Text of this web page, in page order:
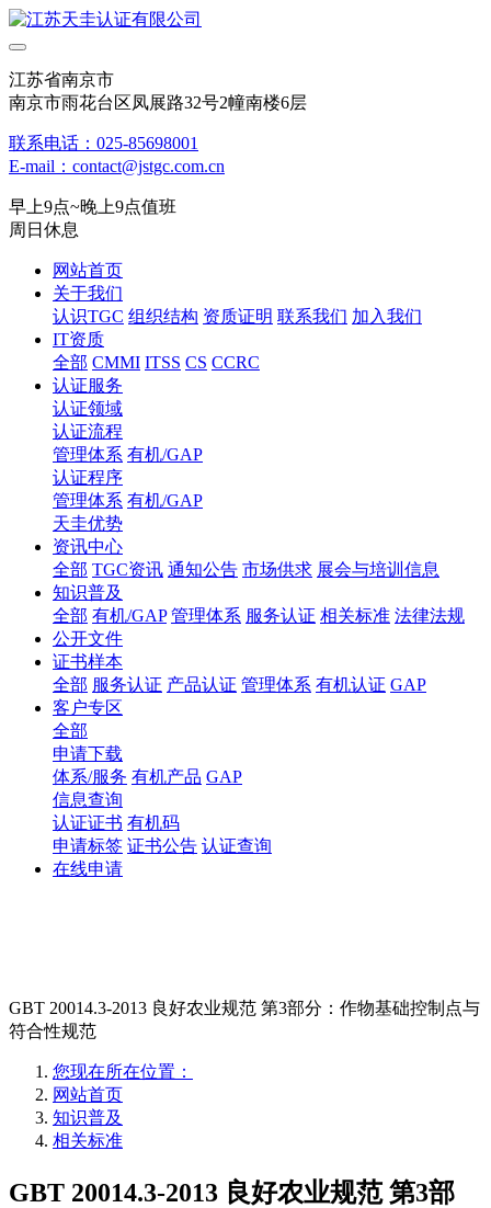
江苏省南京市
南京市雨花台区凤展路32号2幢南楼6层
联系电话：025-85698001
E-mail：contact@jstgc.com.cn
早上9点~晚上9点值班
周日休息
网站首页
关于我们
认识TGC 组织结构 资质证明 联系我们 加入我们
IT资质
全部 CMMI ITSS CS CCRC
认证服务
认证领域
认证流程
管理体系 有机/GAP
认证程序
管理体系 有机/GAP
天圭优势
资讯中心
全部 TGC资讯 通知公告 市场供求 展会与培训信息
知识普及
全部 有机/GAP 管理体系 服务认证 相关标准 法律法规
公开文件
证书样本
全部 服务认证 产品认证 管理体系 有机认证 GAP
客户专区
全部
申请下载
体系/服务 有机产品 GAP
信息查询
认证证书 有机码
申请标签 证书公告 认证查询
在线申请
GBT 20014.3-2013 良好农业规范 第3部分：作物基础控制点与
符合性规范
您现在所在位置：
网站首页
知识普及
相关标准
GBT 20014.3-2013 良好农业规范 第3部